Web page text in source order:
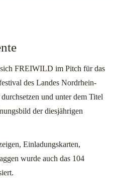
FREIWILD im Pitch für das
des Landes Nordrhein-
und unter dem Titel
der diesjährigen
Einladungskarten,
wurde auch das 104